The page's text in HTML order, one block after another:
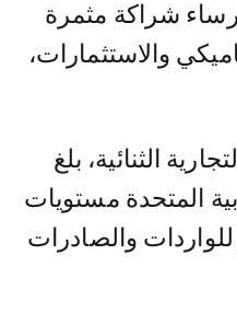
إرساء شراكة مثمرة
والاستثمارات،
الثنائية، بلغ
المتحدة مستويات
والصادرات